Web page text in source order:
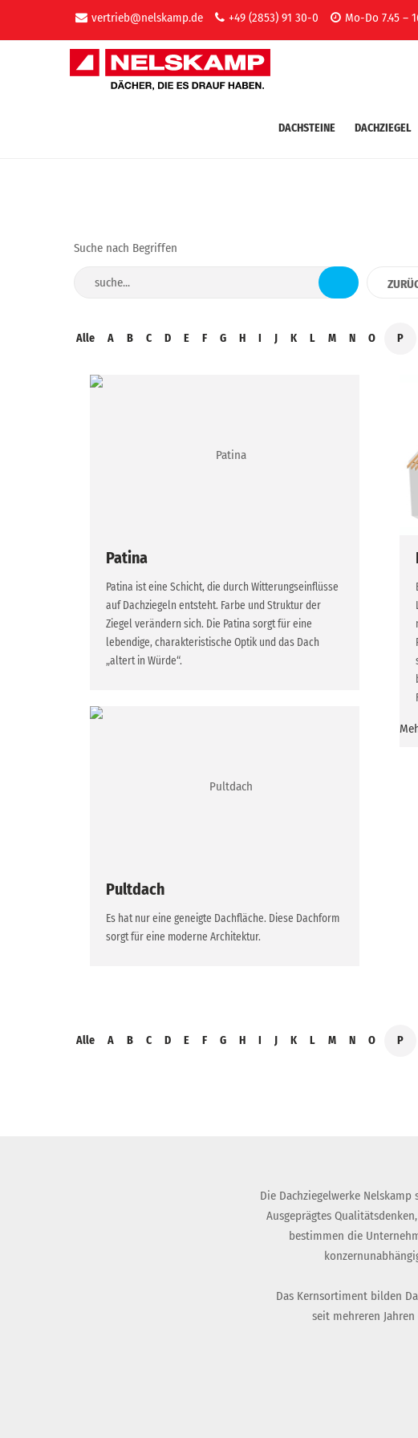
vertrieb@nelskamp.de +49 (2853) 91 30-0 Mo-Do 7.45 –
DACHSTEINE DACHZIEGEL
Suche nach Begriffen
Alle A B C D E F G H I J K L M N O P
Patina
Patina ist eine Schicht, die durch Witterungseinflüsse
auf Dachziegeln entsteht. Farbe und Struktur der
Ziegel verändern sich. Die Patina sorgt für eine
lebendige, charakteristische Optik und das Dach
„altert in Würde“.
Pultdach
Es hat nur eine geneigte Dachfläche. Diese Dachform
sorgt für eine moderne Architektur.
Alle A B C D E F G H I J K L M N O P
Die Dachziegelwerke
Ausgeprägtes
bestimmen die
Das Kernsortiment bilden
seit mehreren